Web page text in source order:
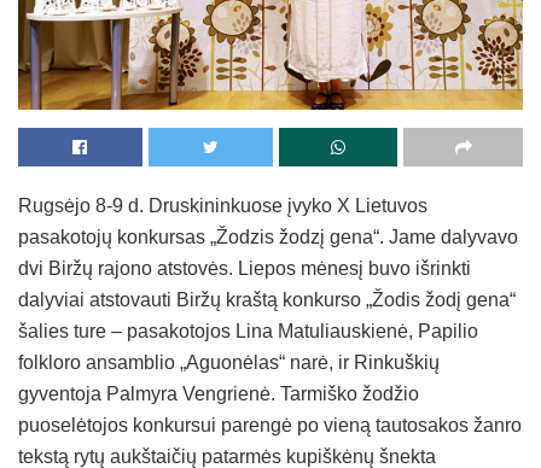
Rugsėjo 8-9 d. Druskininkuose įvyko X Lietuvos
pasakotojų konkursas „Žodzis žodzį gena“. Jame dalyvavo
dvi Biržų rajono atstovės. Liepos mėnesį buvo išrinkti
dalyviai atstovauti Biržų kraštą konkurso „Žodis žodį gena“
šalies ture – pasakotojos Lina Matuliauskienė, Papilio
folkloro ansamblio „Aguonėlas“ narė, ir Rinkuškių
gyventoja Palmyra Vengrienė. Tarmiško žodžio
puoselėtojos konkursui parengė po vieną tautosakos žanro
tekstą rytų aukštaičių patarmės kupiškėnų šnekta